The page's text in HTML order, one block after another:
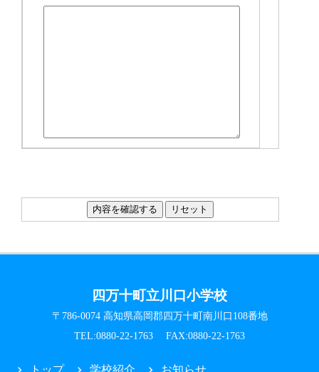
四万十町立川口小学校
〒786-0074 高知県高岡郡四万十町南川口108番地
TEL:0880-22-1763 FAX:0880-22-1763